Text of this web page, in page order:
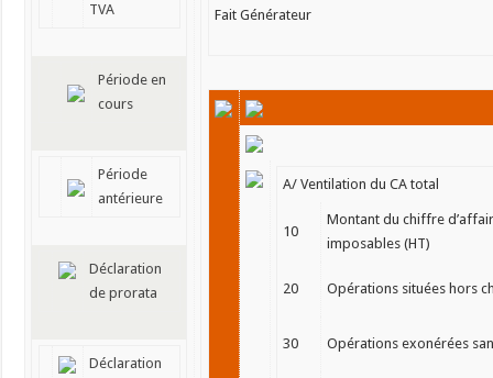
TVA
Période en
cours
Période
antérieure
Déclaration
de prorata
Déclaration
Fait Générateur
A/ Ventilation du CA total
10
Montant du chiffre
imposables (HT)
20 Opérations situées hors
30 Opérations exonérées